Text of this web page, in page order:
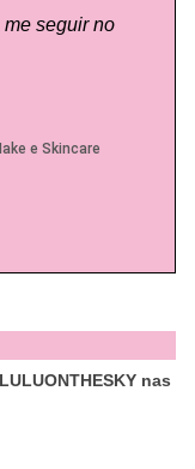
seguir no
nas